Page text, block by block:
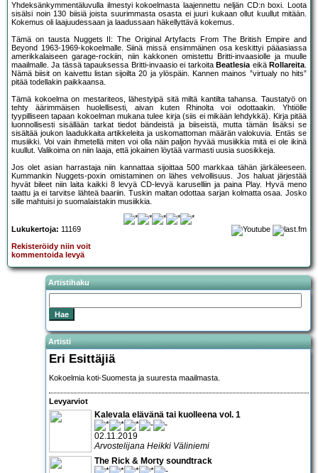
Yhdeksänkymmentäluvulla ilmestyi kokoelmasta laajennettu neljän CD:n boxi. Loota
sisälsi noin 130 biisiä joista suurimmasta osasta ei juuri kukaan ollut kuullut mitään.
Kokemus oli laajuudessaan ja laadussaan häkellyttävä kokemus.
Tämä on tausta Nuggets II: The Original Artyfacts From The British Empire and
Beyond 1963-1969-kokoelmalle. Siinä missä ensimmäinen osa keskittyi pääasiassa
amerikkalaiseen garage-rockiin, niin kakkonen omistettu Britti-invaasiolle ja muulle
maailmalle. Ja tässä tapauksessa Britti-invaasio ei tarkoita Beatlesiaeikä Rollareita.
Nämä biisit on kaivettu listan sijoilta 20 ja ylöspäin. Kannen mainos ”virtualy no hits”
pitää todellakin paikkaansa.
Tämä kokoelma on mestariteos, lähestyipä sitä miltä kantilta tahansa. Taustatyö on
tehty äärimmäisen huolellisesti, aivan kuten Rhinolta voi odottaakin. Yhtiölle
tyypilliseen tapaan kokoelman mukana tulee kirja (siis ei mikään lehdykkä). Kirja pitää
luonnollisesti sisällään tarkat tiedot bändeistä ja biiseistä, mutta tämän lisäksi se
sisältää joukon laadukkaita artikkeleita ja uskomattoman määrän valokuvia. Entäs se
musiikki. Voi vain ihmetellä miten voi olla näin paljon hyvää musiikkia mitä ei ole ikinä
kuullut. Valikoima on niin laaja, että jokainen löytää varmasti uusia suosikkeja.
Jos olet asian harrastaja niin kannattaa sijoittaa 500 markkaa tähän järkäleeseen.
Kummankin Nuggets-poxin omistaminen on lähes velvollisuus. Jos haluat järjestää
hyvät bileet niin laita kaikki 8 levyä CD-levyä karuselliin ja paina Play. Hyvä meno
taattu ja ei tarvitse lähteä baariin. Tuskin maltan odottaa sarjan kolmatta osaa. Josko
sille mahtuisi jo suomalaistakin musiikkia.
Lukukertoja: 11169
Rekisteröidy niin voit
kommentoida levyä
Artistihaku
Artisti
Eri Esittäjiä
Kokoelmia koti-Suomesta ja suuresta maailmasta.
Levyarviot
Kalevala elävänä tai kuolleena vol. 1
02.11.2019
Arvostelijana Heikki Väliniemi
The Rick & Morty soundtrack